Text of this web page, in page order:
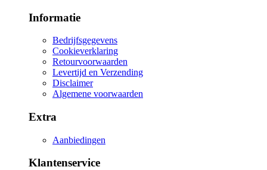
Informatie
Bedrijfsgegevens
Cookieverklaring
Retourvoorwaarden
Levertijd en Verzending
Disclaimer
Algemene voorwaarden
Extra
Aanbiedingen
Klantenservice